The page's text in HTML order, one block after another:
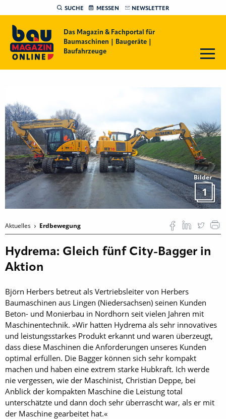
SUCHE MESSEN NEWSLETTER
Das Magazin & Fachportal für
Baumaschinen | Baugeräte |
Baufahrzeuge
Bilder
1
Aktuelles Erdbewegung
Hydrema: Gleich fünf City-Bagger in
Aktion
Björn Herbers betreut als Vertriebsleiter von Herbers
Baumaschinen aus Lingen (Niedersachsen) seinen Kunden
Beton- und Monierbau in Nordhorn seit vielen Jahren mit
Maschinentechnik. »Wir hatten Hydrema als sehr innovatives
und leistungsstarkes Produkt erkannt und waren überzeugt,
dass diese Maschinen die Anforderungen unseres Kunden
optimal erfüllen. Die Bagger können sich sehr kompakt
machen und haben eine extrem starke Hubkraft. Ich werde
nie vergessen, wie der Maschinist, Christian Deppe, bei
Anblick der kompakten Maschine die Leistung total
unterschätzte und dann doch sehr überrascht war, als er mit
der Maschine gearbeitet hat.«